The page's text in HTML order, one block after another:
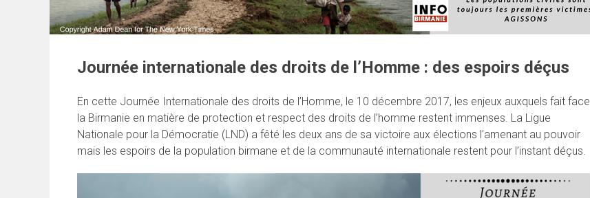
Journée internationale des droits de l’Homme : des espoirs déçus
En cette Journée Internationale des droits de l’Homme, le 10 décembre 2017, les enjeux auxquels fait face
la Birmanie en matière de protection et respect des droits de l’homme restent immenses. La Ligue
Nationale pour la Démocratie (LND) a fêté les deux ans de sa victoire aux élections l’amenant au pouvoir
mais les espoirs de la population birmane et de la communauté internationale restent pour l’instant déçus.